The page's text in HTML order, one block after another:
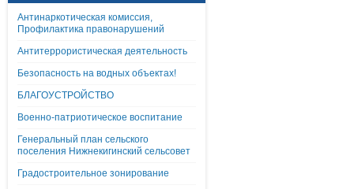
Антинаркотическая комиссия,
Профилактика правонарушений
Антитеррористическая деятельность
Безопасность на водных объектах!
БЛАГОУСТРОЙСТВО
Военно-патриотическое воспитание
Генеральный план сельского
поселения Нижнекигинский сельсовет
Градостроительное зонирование